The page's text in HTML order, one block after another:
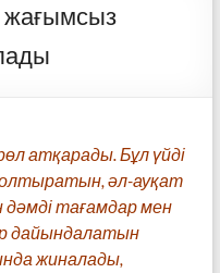
жағымсыз
атқарады. Бұл үйді
әл-ауқат
тағамдар мен
дайындалатын
жиналады,